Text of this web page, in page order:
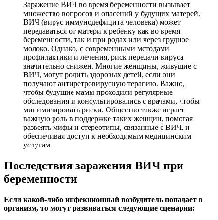
Заражение ВИЧ во время беременности вызывает
множество вопросов и опасений у будущих матерей.
ВИЧ (вирус иммунодефицита человека) может
передаваться от матери к ребенку как во время
беременности, так и при родах или через грудное
молоко. Однако, с современными методами
профилактики и лечения, риск передачи вируса
значительно снижен. Многие женщины, живущие с
ВИЧ, могут родить здоровых детей, если они
получают антиретровирусную терапию. Важно,
чтобы будущие мамы проходили регулярные
обследования и консультировались с врачами, чтобы
минимизировать риски. Общество также играет
важную роль в поддержке таких женщин, помогая
развеять мифы и стереотипы, связанные с ВИЧ, и
обеспечивая доступ к необходимым медицинским
услугам.
Последствия заражения ВИЧ при
беременности
Если какой-либо инфекционный возбудитель попадает в
организм, то могут развиваться следующие сценарии: